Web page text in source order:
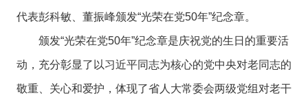
代表彭科敏、董振峰颁发“光荣在党50年”纪念章。
颁发“光荣在党50年”纪念章是庆祝党的生日的重要活
动，充分彰显了以习近平同志为核心的党中央对老同志的
敬重、关心和爱护，体现了省人大常委会两级党组对老干